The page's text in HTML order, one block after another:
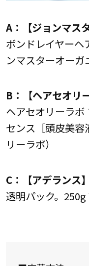
A：【ジョンマス
ボンドレイヤーヘ
ンマスターオーガ
B：【ヘアセオリ
ヘアセオリーラボ
センス［頭皮美
リーラボ）
C：【アデランス
透明パック。250g